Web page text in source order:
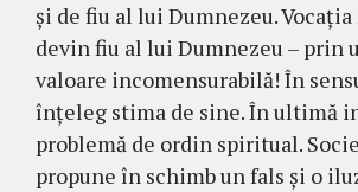
și de fiu al lui Dumnezeu. Vocația
devin fiu al lui Dumnezeu – prin
valoare incomensurabilă! În
înțeleg stima de sine. În ultimă
problemă de ordin spiritual.
propune în schimb un fals și o